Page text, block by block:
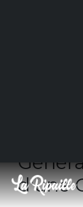
d'une